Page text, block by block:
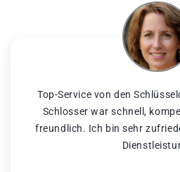
Top-Service von den
Schlosser war schnell,
freundlich. Ich bin sehr